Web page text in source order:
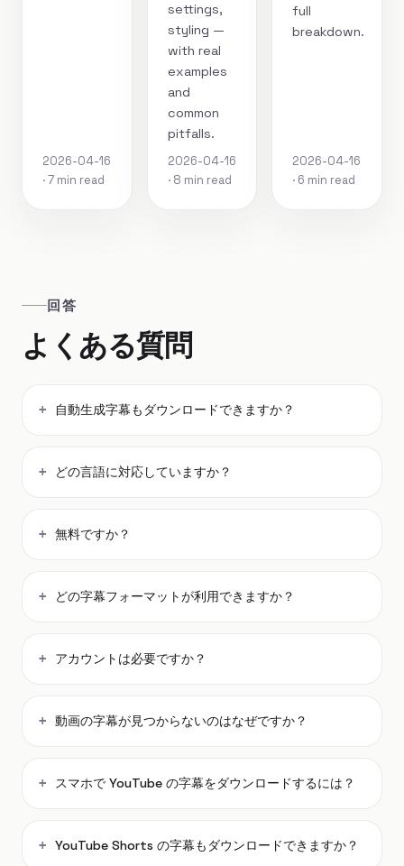
2026-04-16
· 7 min read
settings,
styling —
with real
examples
and
common
pitfalls.
2026-04-16
· 8 min read
full
breakdown.
2026-04-16
· 6 min read
回答
よくある質問
自動生成字幕もダウンロードできますか？
どの言語に対応していますか？
無料ですか？
どの字幕フォーマットが利用できますか？
アカウントは必要ですか？
動画の字幕が見つからないのはなぜですか？
スマホで YouTube の字幕をダウンロードするには？
YouTube Shorts の字幕もダウンロードできますか？